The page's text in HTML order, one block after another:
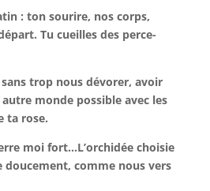
: ton sourire, nos corps,
Tu cueilles des perce-
trop nous dévorer, avoir
monde possible avec les
ta rose.
moi fort…L’orchidée choisie
doucement, comme nous vers